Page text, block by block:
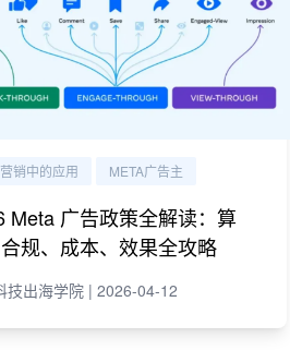
销中的应用 META广告主
Meta 广告政策全解读：算
规、成本、效果全攻略
技出海学院 | 2026-04-12